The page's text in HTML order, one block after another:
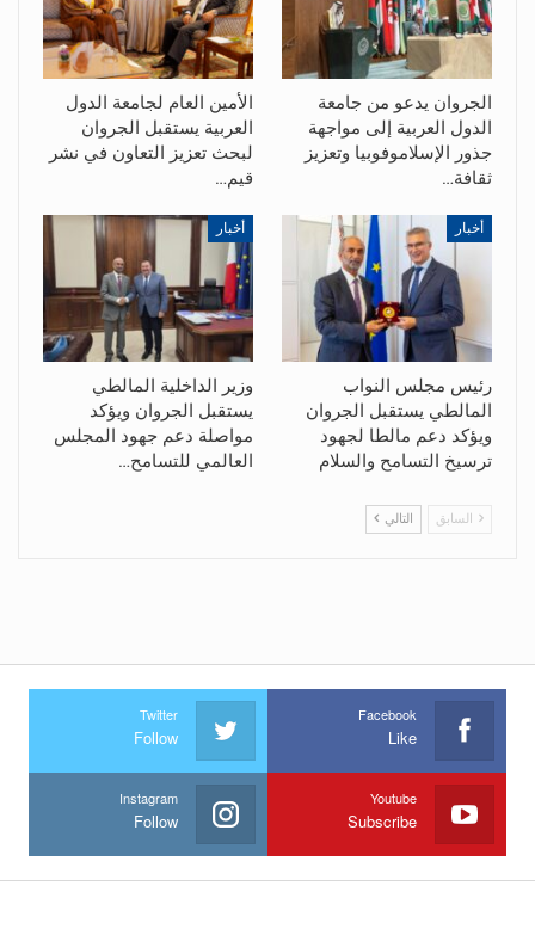
الجروان يدعو من جامعة
الدول العربية إلى مواجهة
جذور الإسلاموفوبيا وتعزيز
ثقافة…
الأمين العام لجامعة الدول
العربية يستقبل الجروان
لبحث تعزيز التعاون في نشر
قيم…
أخبار
رئيس مجلس النواب
المالطي يستقبل الجروان
ويؤكد دعم مالطا لجهود
ترسيخ التسامح والسلام
أخبار
وزير الداخلية المالطي
يستقبل الجروان ويؤكد
مواصلة دعم جهود المجلس
العالمي للتسامح…
السابق التالي
Facebook
Like
Twitter
Follow
Youtube
Subscribe
Instagram
Follow